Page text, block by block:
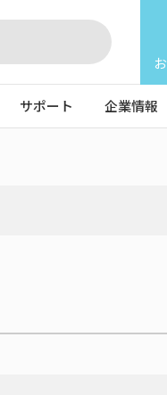
サポート 企業情報